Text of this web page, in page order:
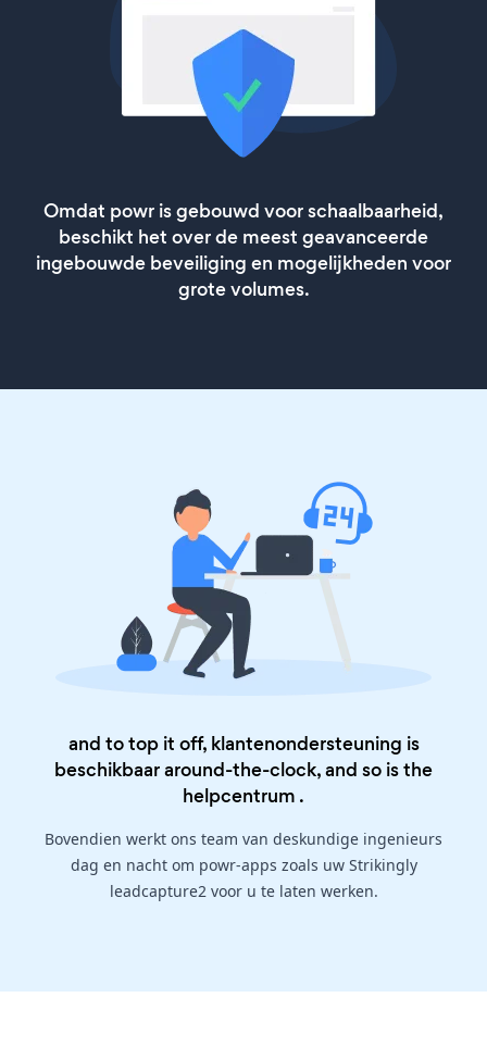
Omdat powr is gebouwd voor schaalbaarheid,
beschikt het over de meest geavanceerde
ingebouwde beveiliging en mogelijkheden voor
grote volumes.
and to top it off, klantenondersteuning is
beschikbaar around-the-clock, and so is the
helpcentrum .
Bovendien werkt ons team van deskundige ingenieurs
dag en nacht om powr-apps zoals uw Strikingly
leadcapture2 voor u te laten werken.